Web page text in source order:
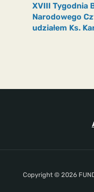
XVIII Tygodnia
Narodowego
udziałem Ks.
Copyright © 2026